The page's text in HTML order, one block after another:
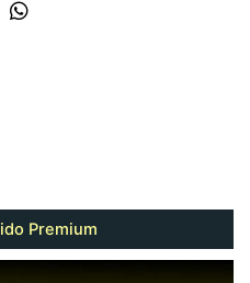
Premium